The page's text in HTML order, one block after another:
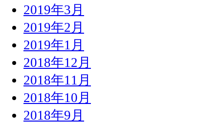
2019年3月
2019年2月
2019年1月
2018年12月
2018年11月
2018年10月
2018年9月